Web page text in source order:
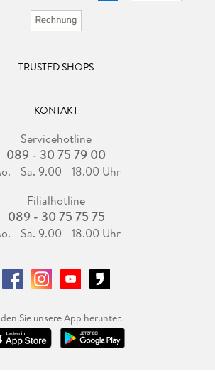
TRUSTED SHOPS
KONTAKT
Servicehotline
089 - 30 75 79 00
- Sa. 9.00 - 18.00 Uhr
Filialhotline
089 - 30 75 75 75
- Sa. 9.00 - 18.00 Uhr
Sie unsere App herunter.